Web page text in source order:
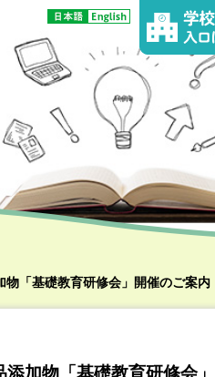
「基礎教育研修会」開催のご案内